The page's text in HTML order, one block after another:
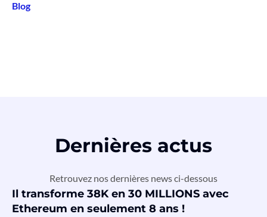
Blog
Dernières actus
Retrouvez nos dernières news ci-dessous
Il transforme 38K en 30 MILLIONS avec
Ethereum en seulement 8 ans !